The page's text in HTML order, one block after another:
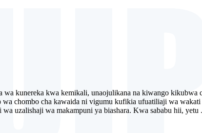
kunereka kwa kemikali, unaojulikana na kiwango kikubwa
chombo cha kawaida ni vigumu kufikia ufuatiliaji wa
uzalishaji wa makampuni ya biashara. Kwa sababu hii, yetu